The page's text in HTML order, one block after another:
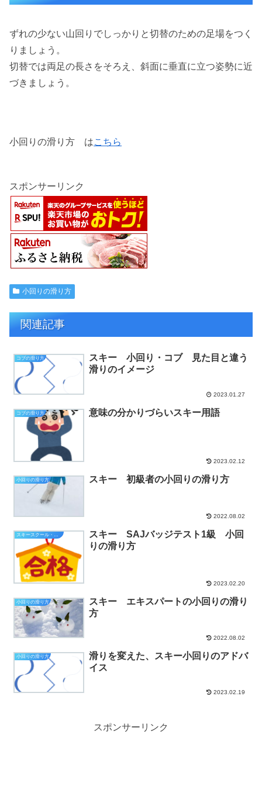
ずれの少ない山回りでしっかりと切替のための足場をつく
りましょう。
切替では両足の長さをそろえ、斜面に垂直に立つ姿勢に近
づきましょう。
小回りの滑り方 はこちら
スポンサーリンク
小回りの滑り方
関連記事
コブの滑り方
スキー 小回り・コブ 見た目と違う
滑りのイメージ
2023.01.27
コブの滑り方 意味の分かりづらいスキー用語
2023.02.12
小回りの滑り方 スキー 初級者の小回りの滑り方
2022.08.02
スキースクール・検定
スキー SAJバッジテスト1級 小回
りの滑り方
2023.02.20
小回りの滑り方
スキー エキスパートの小回りの滑り
方
2022.08.02
小回りの滑り方
滑りを変えた、スキー小回りのアドバ
イス
2023.02.19
スポンサーリンク